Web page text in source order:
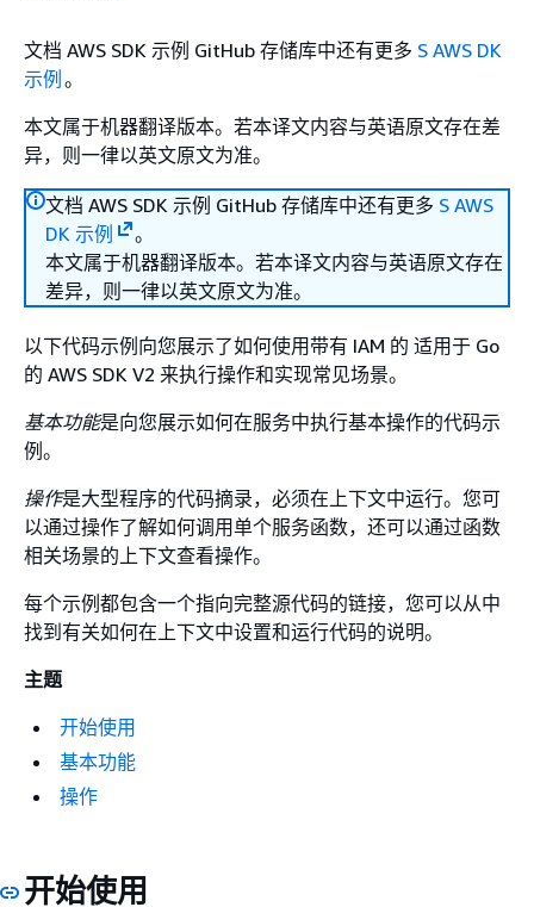
文档 AWS SDK 示例 GitHub 存储库中还有更多 S AWS DK
示例 。
本文属于机器翻译版本。若本译文内容与英语原文存在差
异，则一律以英文原文为准。
文档 AWS SDK 示例 GitHub 存储库中还有更多 S AWS
DK 示例
。
本文属于机器翻译版本。若本译文内容与英语原文存在
差异，则一律以英文原文为准。
以下代码示例向您展示了如何使用带有 IAM 的 适用于 Go
的 AWS SDK V2 来执行操作和实现常见场景。
基本功能是向您展示如何在服务中执行基本操作的代码示
例。
操作是大型程序的代码摘录，必须在上下文中运行。您可
以通过操作了解如何调用单个服务函数，还可以通过函数
相关场景的上下文查看操作。
每个示例都包含一个指向完整源代码的链接，您可以从中
找到有关如何在上下文中设置和运行代码的说明。
主题
开始使用
基本功能
操作
开始使用